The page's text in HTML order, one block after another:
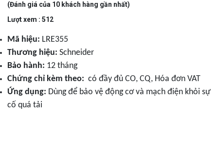
(Đánh giá của 10 khách hàng gần nhất)
Lượt xem : 512
Mã hiệu: LRE355
Thương hiệu: Schneider
Bảo hành: 12 tháng
Chứng chỉ kèm theo: có đầy đủ CO, CQ, Hóa đơn VAT
Ứng dụng: Dùng để bảo vệ động cơ và mạch điện khỏi sự
cố quá tải